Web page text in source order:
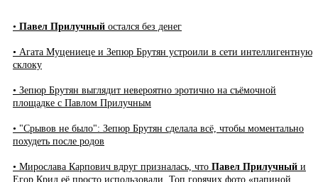
• Павел Прилучный остался без денег
• Агата Муцениеце и Зепюр Брутян устроили в сети интеллигентную
склоку
• Зепюр Брутян выглядит невероятно эротично на съёмочной
площадке с Павлом Прилучным
• "Срывов не было": Зепюр Брутян сделала всё, чтобы моментально
похудеть после родов
• Мирослава Карпович вдруг призналась, что Павел Прилучный и
Егор Крид её просто использовали. Топ горячих фото «папиной